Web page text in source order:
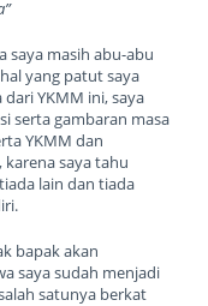
saya masih abu-abu
yang patut saya
dariYKMM ini,saya
sertagambaran masa
YKMM dan
saya tahu
lain dan tiada
bapak akan
saya sudah menjadi
satunya berkat